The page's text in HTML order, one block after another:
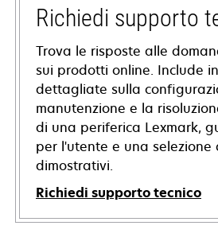
Richiedi supporto
Trova le risposte alle
sui prodotti online. Include
dettagliate sulla
manutenzione e la
di una periferica Lexmark,
per l'utente e una selezione
dimostrativi.
Richiedi supporto tecnico
si